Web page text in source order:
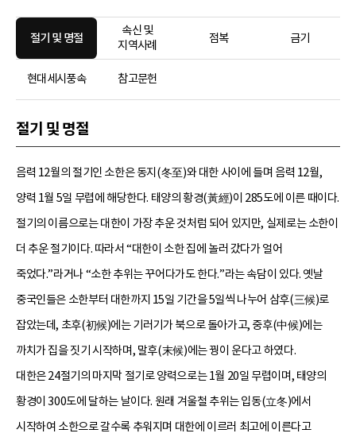
절기 및 명절
속신 및
지역사례
점복 금기
현대세시풍속 참고문헌
절기 및 명절
음력 12월의 절기인 소한은 동지(冬至)와 대한 사이에 들며 음력 12월,
양력 1월 5일 무렵에 해당한다. 태양의 황경(黃經)이 285도에 이른 때이다.
절기의 이름으로는 대한이 가장 추운 것처럼 되어 있지만, 실제로는 소한이
더 추운 절기이다. 따라서 “대한이 소한 집에 놀러 갔다가 얼어
죽었다.”라거나 “소한 추위는 꾸어다가도 한다.”라는 속담이 있다. 옛날
중국인들은 소한부터 대한까지 15일 기간을 5일씩 나누어 삼후(三候)로
잡았는데, 초후(初候)에는 기러기가 북으로 돌아가고, 중후(中候)에는
까치가 집을 짓기 시작하며, 말후(末候)에는 꿩이 운다고 하였다.
대한은 24절기의 마지막 절기로 양력으로는 1월 20일 무렵이며, 태양의
황경이 300도에 달하는 날이다. 원래 겨울철 추위는 입동(立冬)에서
시작하여 소한으로 갈수록 추워지며 대한에 이르러 최고에 이른다고